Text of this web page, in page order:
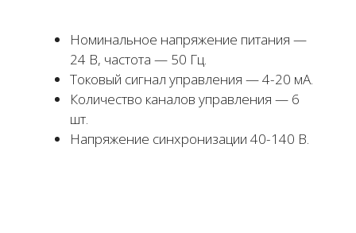
Номинальное напряжение питания —
24 В, частота — 50 Гц.
Токовый сигнал управления — 4-20 мА.
Количество каналов управления — 6
шт.
Напряжение синхронизации 40-140 В.